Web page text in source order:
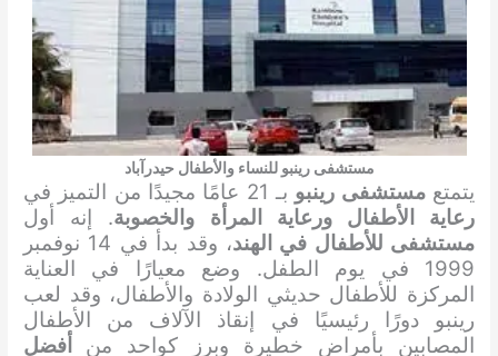
مستشفى رينبو للنساء والأطفال حيدرآباد
يتمتعمستشفى رينبو بـ 21 عامًا مجيدًا من التميز في
رعاية الأطفال ورعاية المرأة والخصوبة. إنه أول
مستشفى للأطفال في الهند
، وقد بدأ في 14 نوفمبر
1999 في يوم الطفل. وضع معيارًا في العناية
المركزة للأطفال حديثي الولادة والأطفال، وقد لعب
رينبو دورًا رئيسيًا في إنقاذ الآلاف من الأطفال
المصابين بأمراض خطيرة وبرز كواحد من أفضل